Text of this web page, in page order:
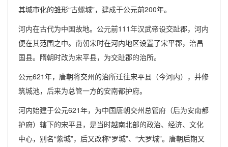
其城市化的雏形“古螺城”，建成于公元前200年。
河内在古代为中国故地。公元前111年汉武帝设交趾郡，河内
便在其范围之中。南朝宋时在河内地区设置了宋平郡，治昌
国县。隋朝时改为宋平县，为交趾郡的治所。
公元621年，唐朝将交州的治所迁往宋平县（今河内），并修
筑城池，后来为总管一方的安南都护府。
河内始建于公元621年，为中国唐朝交州总管府（后为安南都
护府）辖下的宋平县，是当时越南北部的政治、经济、文化
中心，别名“紫城”，后又改称“罗城”、“大罗城”。唐朝后期又